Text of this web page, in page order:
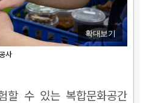
확대보기
사
할 수 있는 복합문화공간